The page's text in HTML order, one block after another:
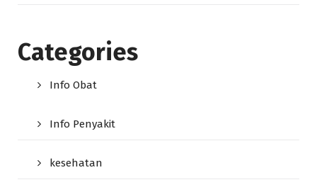
Categories
Info Obat
Info Penyakit
kesehatan